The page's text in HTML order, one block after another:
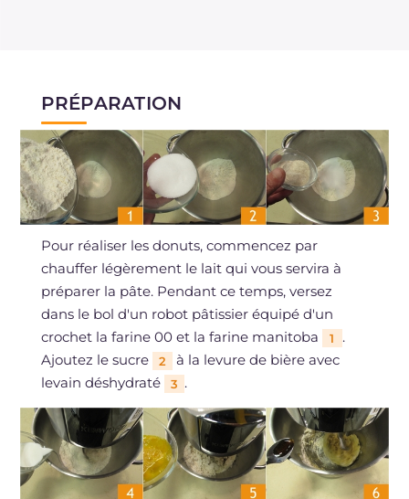
PRÉPARATION
Pour réaliser les donuts, commencez par
chauffer légèrement le lait qui vous servira à
préparer la pâte. Pendant ce temps, versez
dans le bol d'un robot pâtissier équipé d'un
crochet la farine 00 et la farine manitoba
1
.
Ajoutez le sucre
2
à la levure de bière avec
levain déshydraté
3 .